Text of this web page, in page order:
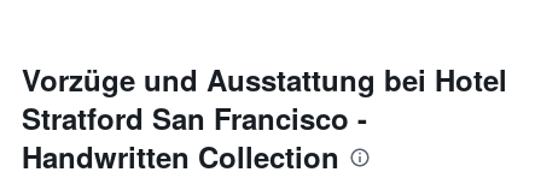
Vorzüge und Ausstattung bei Hotel
Stratford San Francisco -
Handwritten Collection